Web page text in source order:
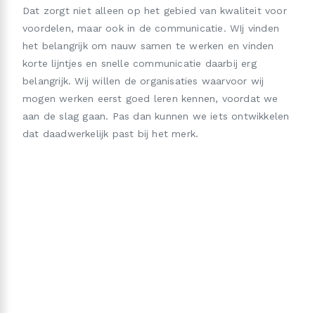
Dat zorgt niet alleen op het gebied van kwaliteit voor
voordelen, maar ook in de communicatie. WIj vinden
het belangrijk om nauw samen te werken en vinden
korte lijntjes en snelle communicatie daarbij erg
belangrijk. Wij willen de organisaties waarvoor wij
mogen werken eerst goed leren kennen, voordat we
aan de slag gaan. Pas dan kunnen we iets ontwikkelen
dat daadwerkelijk past bij het merk.